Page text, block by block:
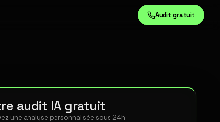
Audit gratuit
audit IA gratuit
une analyse personnalisée sous 24h